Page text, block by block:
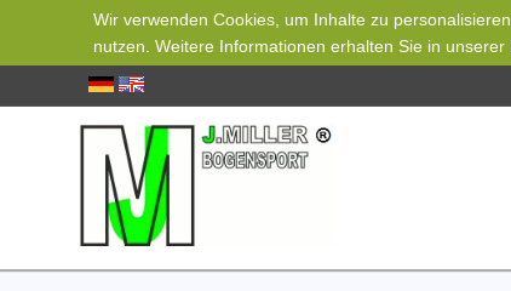
Wir verwenden Cookies, um Inhalte zu
nutzen. Weitere Informationen erhalten Sie in unserer